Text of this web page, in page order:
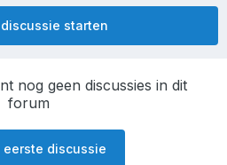
starten
nog geen discussies in dit
forum
eerste discussie